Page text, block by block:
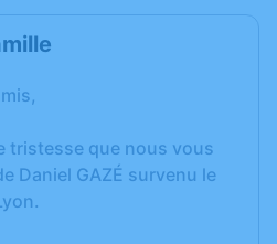
tristesse que nous vous
Daniel GAZÉ survenu le